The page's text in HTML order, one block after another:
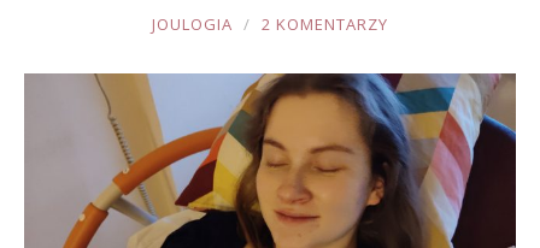
JOULE
JOULOGIA 2 KOMENTARZY